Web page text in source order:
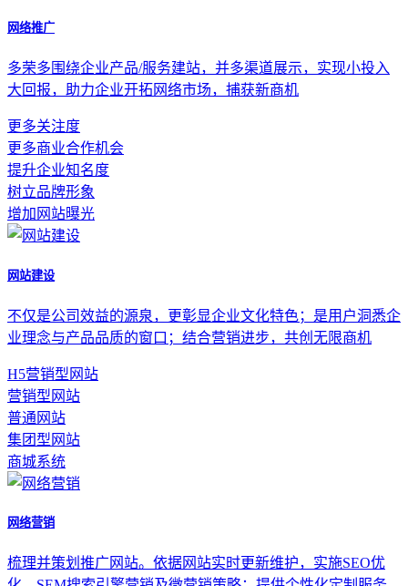
网络推广
多荣多围绕企业产品/服务建站，并多渠道展示，实现小投入
大回报，助力企业开拓网络市场，捕获新商机
更多关注度
更多商业合作机会
提升企业知名度
树立品牌形象
增加网站曝光
网站建设
不仅是公司效益的源泉，更彰显企业文化特色；是用户洞悉企
业理念与产品品质的窗口；结合营销进步，共创无限商机
H5营销型网站
营销型网站
普通网站
集团型网站
商城系统
网络营销
梳理并策划推广网站。依据网站实时更新维护，实施SEO优